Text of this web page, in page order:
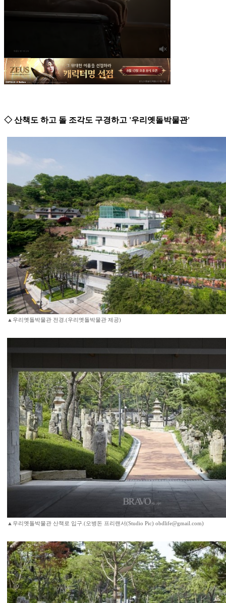
◇ 산책도 하고 돌 조각도 구경하고 '우리옛돌박물관'
▲우리옛돌박물관 전경.(우리옛돌박물관 제공)
▲우리옛돌박물관 산책로 입구.(오병돈 프리랜서(Studio Pic) obdlife@gmail.com)